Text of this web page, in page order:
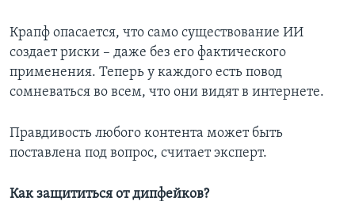
Крапф опасается, что само существование ИИ
создает риски – даже без его фактического
применения. Теперь у каждого есть повод
сомневаться во всем, что они видят в интернете.
Правдивость любого контента может быть
поставлена под вопрос, считает эксперт.
Как защититься от дипфейков?